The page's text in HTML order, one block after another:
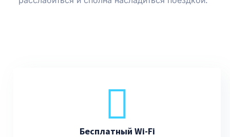
Бесплатный Wi-Fi